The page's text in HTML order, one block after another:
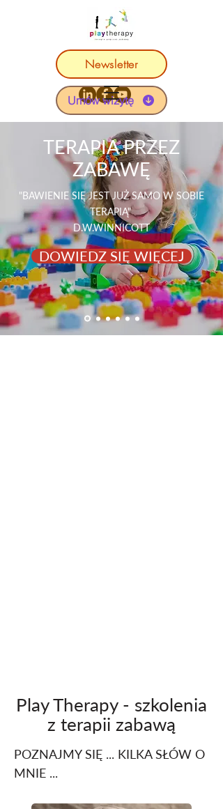
Umów wizytę
Newsletter
TERAPIA PRZEZ
ZABAWĘ
"BAWIENIE SIĘ JEST JUŻ SAMO W SOBIE
TERAPIĄ"
D.W.WINNICOTT
DOWIEDZ SIĘ WIĘCEJ
Play Therapy - szkolenia
z terapii zabawą
POZNAJMY SIĘ ... KILKA SŁÓW O
MNIE ...